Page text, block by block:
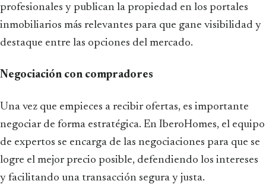
profesionales y publican la propiedad en los portales
inmobiliarios más relevantes para que gane visibilidad y
destaque entre las opciones del mercado.
Negociación con compradores
Una vez que empieces a recibir ofertas, es importante
negociar de forma estratégica. En IberoHomes, el equipo
de expertos se encarga de las negociaciones para que se
logre el mejor precio posible, defendiendo los intereses
y facilitando una transacción segura y justa.